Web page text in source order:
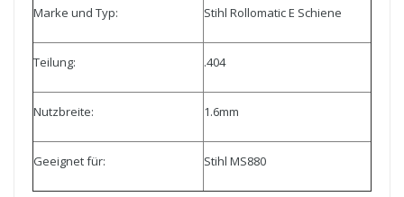
Marke und Typ: Stihl Rollomatic E Schiene
Teilung: .404
Nutzbreite: 1.6mm
Geeignet für: Stihl MS880